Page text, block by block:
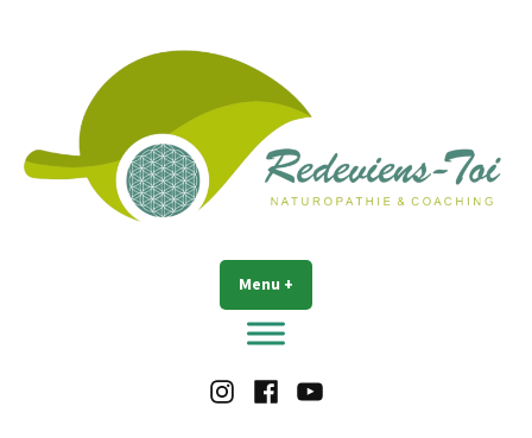
Redeviens-toi Menu +
Instagram
FacebookYoutube